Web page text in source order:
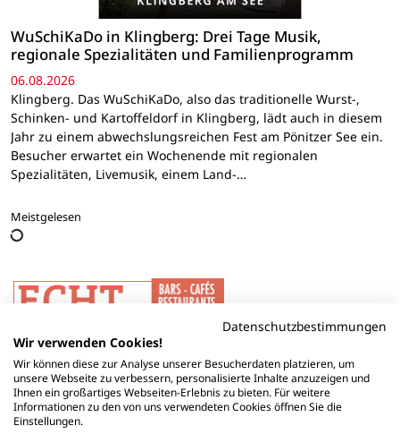
WuSchiKaDo in Klingberg: Drei Tage Musik,
regionale Spezialitäten und Familienprogramm
06.08.2026
Klingberg. Das WuSchiKaDo, also das traditionelle Wurst-,
Schinken- und Kartoffeldorf in Klingberg, lädt auch in diesem
Jahr zu einem abwechslungsreichen Fest am Pönitzer See ein.
Besucher erwartet ein Wochenende mit regionalen
Spezialitäten, Livemusik, einem Land-…
Meistgelesen
Datenschutzbestimmungen
Wir verwenden Cookies!
Wir können diese zur Analyse unserer Besucherdaten platzieren, um
unsere Webseite zu verbessern, personalisierte Inhalte anzuzeigen und
Ihnen ein großartiges Webseiten-Erlebnis zu bieten. Für weitere
Informationen zu den von uns verwendeten Cookies öffnen Sie die
Einstellungen.